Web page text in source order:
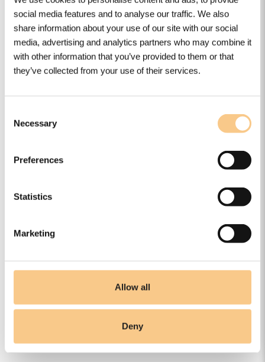
social media features and to analyse our traffic. We also
share information about your use of our site with our social
media, advertising and analytics partners who may combine it
with other information that you’ve provided to them or that
they’ve collected from your use of their services.
Selection
Necessary
Preferences
Statistics
Marketing
Allow all
Deny
Ominaisuudet
Tekniset tiedot
Muut tiedot
Lataukset
Lataukset
Täältä löydät kaikki tämän tuotteen kannalta
Tuote-esite
Asennusohje
MiniPerpignan_MiniBordeaux_inst.pdf